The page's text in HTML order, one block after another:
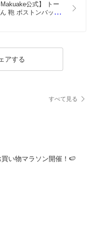
公式】 トー
鞄 ボストンバッグ
アする
すべて見る
い物マラソン開催！🍉